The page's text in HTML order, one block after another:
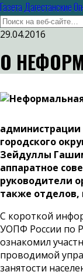
Газета Дагестанские
29.04.2016
О
администрации
городского
Зейдуллы
аппаратное
руководители
также отделов,
С короткой
УОПФ России по
ознакомил
проводимой
занятости